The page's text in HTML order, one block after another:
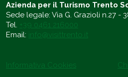
Azienda per il Turismo Trento
Sede legale: Via G. Grazioli n.27 -
Tel. +39 0461 216000
Email: info@visittrento.it
Informativa Cookies